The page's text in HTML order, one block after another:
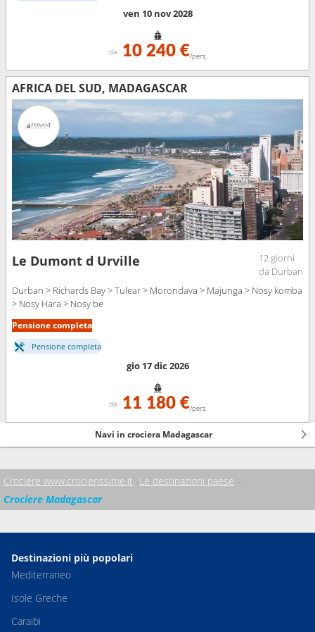
ven 10 nov 2028
da 10 240 €/pers
AFRICA DEL SUD, MADAGASCAR
Le Dumont d Urville
12 giorni
da Durban
Durban > Richards Bay > Tulear > Morondava > Majunga > Nosy komba
> Nosy Hara > Nosy be
Pensione completa
Pensione completa
gio 17 dic 2026
da 11 180 €/pers
Navi in crociera Madagascar
Crociere www.crocierissime.it Le destinazioni paese
Crociere Madagascar
Destinazioni più popolari
Mediterraneo
Isole Greche
Caraibi